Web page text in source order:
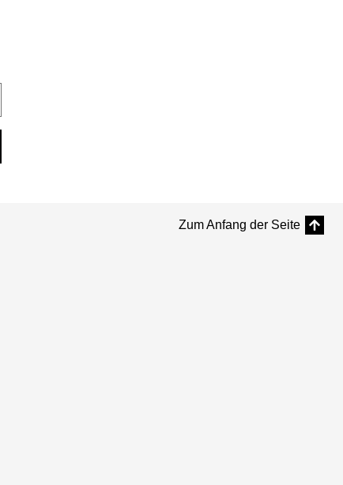
Zum Anfang der Seite